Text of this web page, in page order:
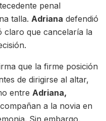
penal
talla. Adriana defendió
claro que cancelaría la
que la firme posición
de dirigirse al altar,
entre Adriana,
a la novia en